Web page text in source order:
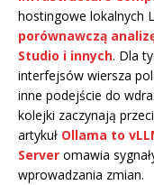
hostingowe lokalnych
porównawczą
Studio i innych. Dla
interfejsów wiersza
inne podejście do
kolejki zaczynają
artykuł Ollama to
Server omawia
wprowadzania zmian.